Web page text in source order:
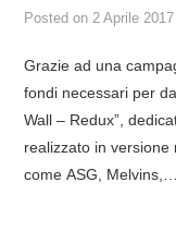
DELL’ALBA
Posted on2 Aprile 2017
Grazie ad una
fondi necessari per
Wall – Redux”,
realizzato in
come ASG, Melvins,…